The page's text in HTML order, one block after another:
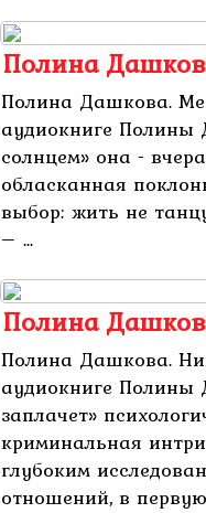
Полина
Полина Дашкова.
аудиокниге
солнцем» она -
обласканная
выбор: жить не
– ...
Полина
Полина Дашкова.
аудиокниге
заплачет»
криминальная
глубоким
отношений, в